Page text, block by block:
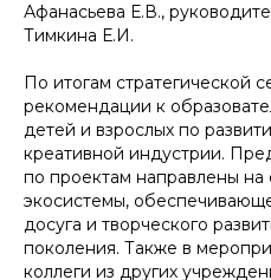
Афанасьева Е.В.,
Тимкина Е.И.
По итогам стратегической
рекомендации к
детей и взрослых по
креативной индустрии.
по проектам направлены
экосистемы,
досуга и творческого
поколения. Также в
коллеги из других